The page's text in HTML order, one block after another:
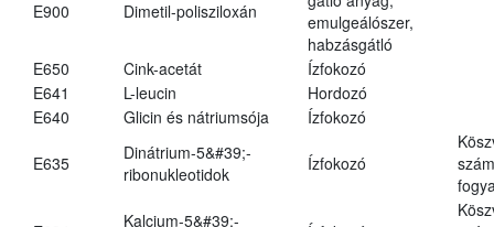
E900 Dimetil-polisziloxán
emulgeálószer,
habzásgátló
E650
Cink-acetát
Ízfokozó
E641
L-leucin
Hordozó
E640
Glicin és nátriumsója Ízfokozó
E635
Dinátrium-5&#39;-
ribonukleotidok
Ízfokozó
Kalcium-5&#39;-